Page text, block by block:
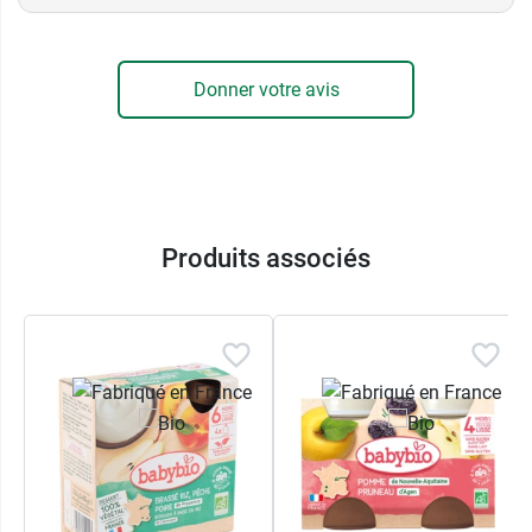
Donner votre avis
Produits associés